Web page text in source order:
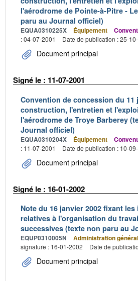
l'aérodrome de Pointe-à-Pitre -
paru au Journal officiel)
EQUA0310225X Équipement
: 04-07-2001
Date de publication : 25-
Document principal
Signé le : 11-07-2001
Convention de concession du 11
construction, l'entretien et
l'aérodrome de Troye Barberey
Journal officiel)
EQUA0310204X Équipement
: 11-07-2001
Date de publication : 10-
Document principal
Signé le : 16-01-2002
Note du 16 janvier 2002 fixant
relatives à l'organisation du
successives (texte non paru au
EQUP0310005N Administration
signature : 16-01-2002
Date de
Document principal